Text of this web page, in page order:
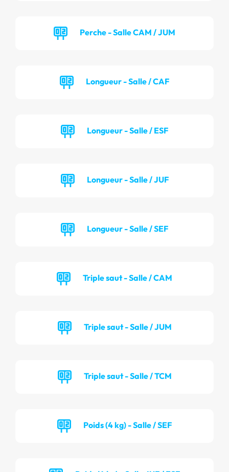
Perche - Salle CAM / JUM
Longueur - Salle / CAF
Longueur - Salle / ESF
Longueur - Salle / JUF
Longueur - Salle / SEF
Triple saut - Salle / CAM
Triple saut - Salle / JUM
Triple saut - Salle / TCM
Poids (4 kg) - Salle / SEF